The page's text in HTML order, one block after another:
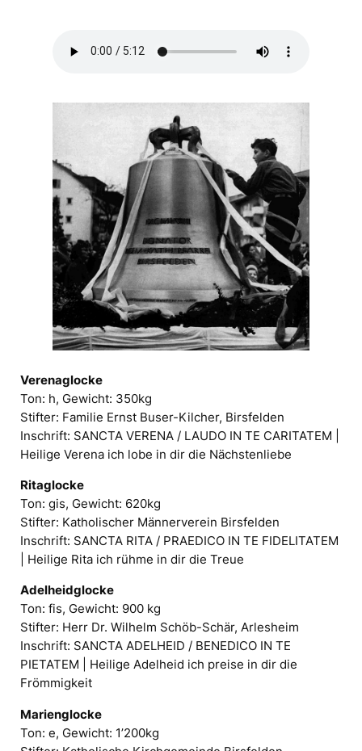
Verenaglocke
Ton: h, Gewicht: 350kg
Stifter: Familie Ernst Buser-Kilcher, Birsfelden
Inschrift: SANCTA VERENA / LAUDO IN TE CARITATEM |
Heilige Verena ich lobe in dir die Nächstenliebe
Ritaglocke
Ton: gis, Gewicht: 620kg
Stifter: Katholischer Männerverein Birsfelden
Inschrift: SANCTA RITA / PRAEDICO IN TE FIDELITATEM
| Heilige Rita ich rühme in dir die Treue
Adelheidglocke
Ton: fis, Gewicht: 900 kg
Stifter: Herr Dr. Wilhelm Schöb-Schär, Arlesheim
Inschrift: SANCTA ADELHEID / BENEDICO IN TE
PIETATEM | Heilige Adelheid ich preise in dir die
Frömmigkeit
Marienglocke
Ton: e, Gewicht: 1’200kg